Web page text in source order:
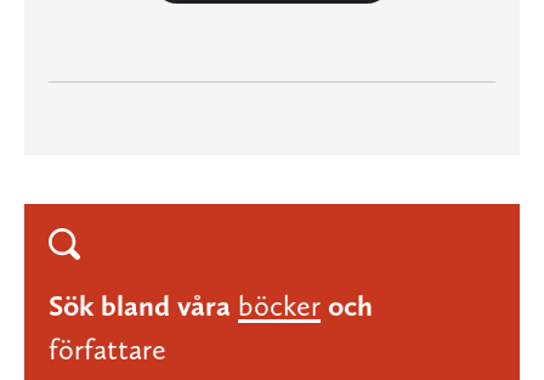
Sök bland våra böcker och
författare